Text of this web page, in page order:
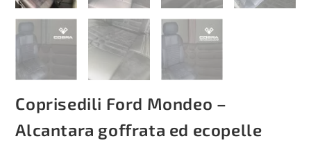
Coprisedili Ford Mondeo –
Alcantara goffrata ed ecopelle